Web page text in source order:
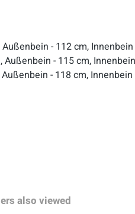
- 112 cm,
- 115 cm,
- 118 cm,
also viewed